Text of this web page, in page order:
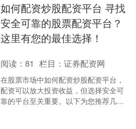
如何配资炒股配资平台 寻找
安全可靠的股票配资平台？
这里有您的最佳选择！
阅读：81 栏目：证券配资网
在股票市场中如何配资炒股配资平台，
配资可以放大投资收益，但选择安全可
靠的平台至关重要。以下为您推荐几个